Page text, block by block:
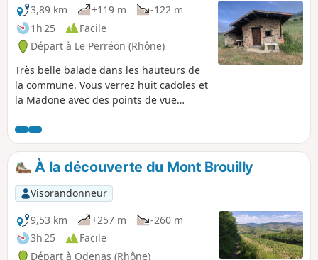
3,89 km
+119 m
-122 m
1h 25
Facile
Départ à Le Perréon (Rhône)
Très belle balade dans les hauteurs de
la commune. Vous verrez huit cadoles et
la Madone avec des points de vue
À la découverte du Mont Brouilly
Visorandonneur
9,53 km
+257 m
-260 m
3h 25
Facile
Départ à Odenas (Rhône)